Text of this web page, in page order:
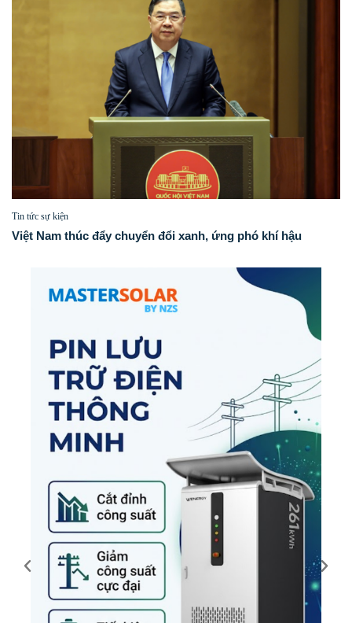
Tin tức sự kiện
Việt Nam thúc đẩy chuyển đổi xanh, ứng phó khí hậu